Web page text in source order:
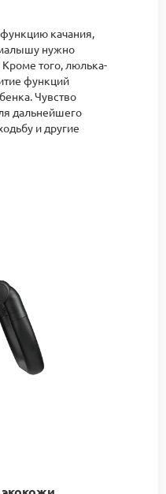
качания,
нужно
Кроме того, люлька-
функций
Чувство
дальнейшего
и другие